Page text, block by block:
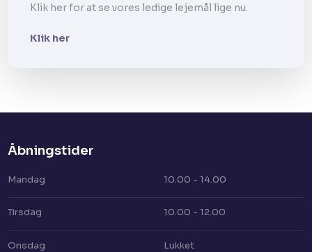
Klik her for at se vores ledige lejemål lige nu.
Klik her
Åbningstider​
Mandag 10.00 - 14.00
Tirsdag 10.00 - 12.00
Onsdag Lukket